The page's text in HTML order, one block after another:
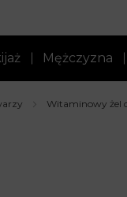
Mężczyzna
Witaminowy żel